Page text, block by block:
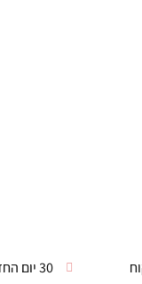
30 יום החזר כספי/החלפה